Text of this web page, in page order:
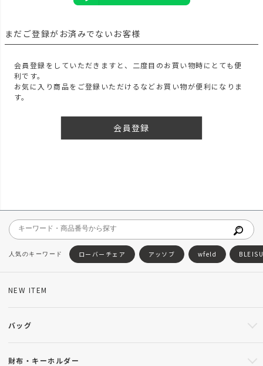
まだご登録がお済みでないお客様
会員登録をしていただきますと、二度目のお買い物時にとても便
利です。
お気に入り商品をご登録いただけるなどお買い物が便利になりま
す。
会員登録
ローバーチェア アッソブ wfeld
NEW ITEM
バッグ
財布・キーホルダー